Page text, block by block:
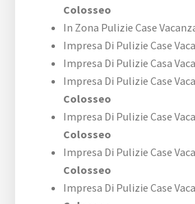
Colosseo
In Zona Pulizie Case
Impresa Di Pulizie Case
Impresa Di Pulizie Casa
Impresa Di Pulizie Case
Colosseo
Impresa Di Pulizie Case
Colosseo
Impresa Di Pulizie Case
Colosseo
Impresa Di Pulizie Case